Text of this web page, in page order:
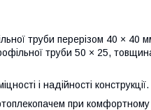
труби перерізом 40 × 40
труби 50 × 25,
і надійності конструкції.
при комфортному